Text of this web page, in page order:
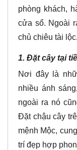
phòng khách,
cửa sổ. Ngoài
chủ chiêu tài lộc.
1. Đặt cây tại
Nơi đây là
nhiều ánh
ngoài ra nó
Đặt chậu cây
mệnh Mộc,
trí đẹp hợp